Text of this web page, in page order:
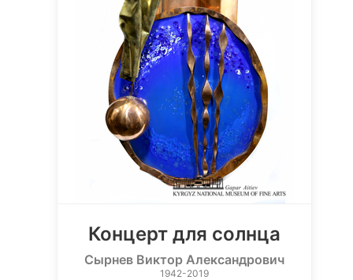
Концерт для солнца
Сырнев Виктор Александрович
1942-2019